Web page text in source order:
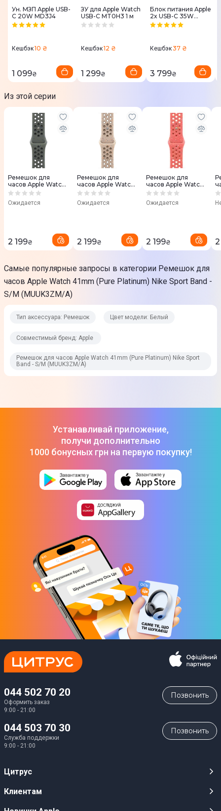
производителем. Подробности уточняйте у менеджера
Ун. МЗП Apple USB-
C 20W MD3J4
Кешбэк10 ₴
1 099₴
ЗУ для Apple Watch
USB-C MT0H3 1 м
Кешбэк12 ₴
1 299₴
Блок питания Apple
2x USB-C 35W
MNWP3
Кешбэк37 ₴
3 799₴
Из этой серии
Ремешок для
часов Apple Watch
41mm (Cargo Khaki)
S/M MUUV3ZM/A
Ожидается
2 199₴
Ремешок для
часов Apple Watch
41mm (Desert
Band - S/M
Ожидается
2 199₴
Ремешок для
часов Apple Watch
41mm (Magic
Band - S/M
Ожидается
2 199₴ 2
Самые популярные запросы в категории Ремешок для
часов Apple Watch 41mm (Pure Platinum) Nike Sport Band -
S/M (MUUK3ZM/A)
Тип аксессуара: Ремешок Цвет модели: Белый
Совместимый бренд: Apple
Ремешок для часов Apple Watch 41mm (Pure Platinum) Nike Sport
Band - S/M (MUUK3ZM/A)
Устанавливай приложение,
получи дополнительно
1000 бонусных грн на первую покупку!
044 502 70 20
Оформить заказ
9:00 - 21:00
Позвонить
044 503 70 30
Служба поддержки
9:00 - 21:00
Позвонить
Цитрус
Карьера
Клиентам
Публичные оферты